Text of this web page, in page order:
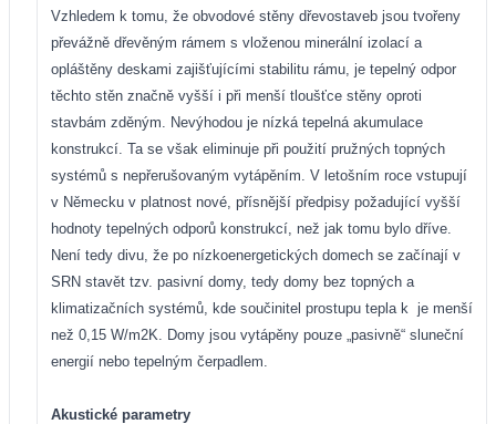
Vzhledem k tomu, že obvodové stěny dřevostaveb jsou tvořeny
převážně dřevěným rámem s vloženou minerální izolací a
opláštěny deskami zajišťujícími stabilitu rámu, je tepelný odpor
těchto stěn značně vyšší i při menší tloušťce stěny oproti
stavbám zděným. Nevýhodou je nízká tepelná akumulace
konstrukcí. Ta se však eliminuje při použití pružných topných
systémů s nepřerušovaným vytápěním. V letošním roce vstupují
v Německu v platnost nové, přísnější předpisy požadující vyšší
hodnoty tepelných odporů konstrukcí, než jak tomu bylo dříve.
Není tedy divu, že po nízkoenergetických domech se začínají v
SRN stavět tzv. pasivní domy, tedy domy bez topných a
klimatizačních systémů, kde součinitel prostupu tepla k je menší
než 0,15 W/m2K. Domy jsou vytápěny pouze „pasivně“ sluneční
energií nebo tepelným čerpadlem.
Akustické parametry